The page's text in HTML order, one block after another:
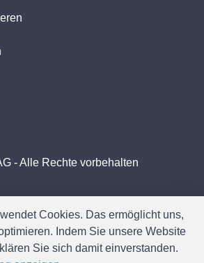
- Alle Rechte vorbehalten
Cookies. Das ermöglicht uns,
Indem Sie unsere Website
Sie sich damit einverstanden.